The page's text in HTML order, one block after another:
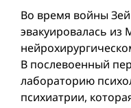
Во время войны
эвакуировалась из
В послевоенный
лабораторию
психиатрии,